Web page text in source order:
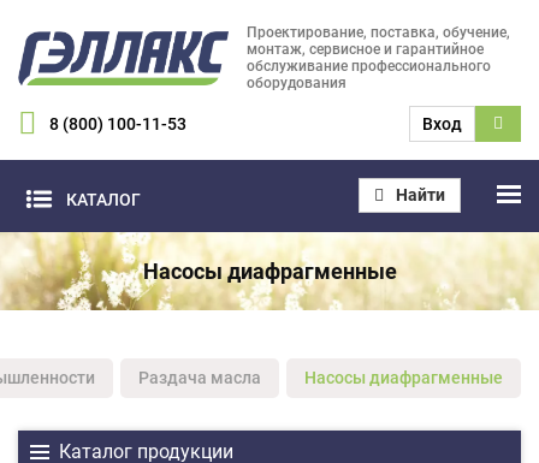
Проектирование, поставка, обучение,
монтаж, сервисное и гарантийное
обслуживание профессионального
оборудования
8 (800) 100-11-53 Вход
КАТАЛОГ Найти
Насосы диафрагменные
Раздача масла Насосы диафрагменные
Каталог продукции